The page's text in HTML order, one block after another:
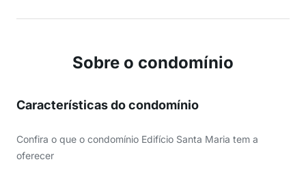
Sobre o condomínio
Características do condomínio
Confira o que o condomínio Edifício Santa Maria tem a
oferecer